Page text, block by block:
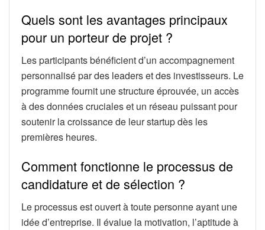
Quels sont les avantages principaux
pour un porteur de projet ?
Les participants bénéficient d’un accompagnement
personnalisé par des leaders et des investisseurs. Le
programme fournit une structure éprouvée, un accès
à des données cruciales et un réseau puissant pour
soutenir la croissance de leur startup dès les
premières heures.
Comment fonctionne le processus de
candidature et de sélection ?
Le processus est ouvert à toute personne ayant une
idée d’entreprise. Il évalue la motivation, l’aptitude à